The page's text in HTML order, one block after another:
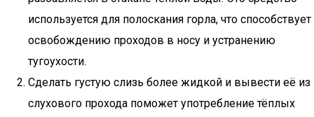
используется для полоскания горла, что способствует
освобождению проходов в носу и устранению
тугоухости.
Сделать густую слизь более жидкой и вывести её из
слухового прохода поможет употребление тёплых